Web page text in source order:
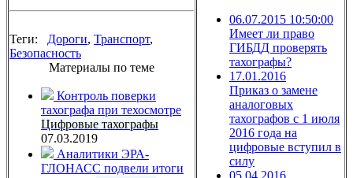
Теги: Дороги, Транспорт,
Безопасность
Материалы по теме
Контроль поверки
тахографа при техосмотре
Цифровые тахографы
07.03.2019
Аналитики ЭРА-
ГЛОНАСС подвели итоги
06.07.2015 10:50:00
Имеет ли право
ГИБДД проверять
тахографы?
17.01.2016
Приказ о замене
аналоговых
тахографов с 1 июля
2016 года на
цифровые вступил в
силу
05.04.2016